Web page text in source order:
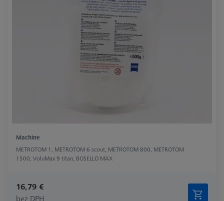
Machine
METROTOM 1, METROTOM 6 scout, METROTOM 800, METROTOM
1500, VoluMax 9 titan, BOSELLO MAX
16,79 €
bez DPH